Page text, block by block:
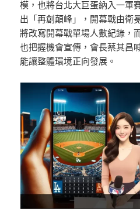
模，也將台北大巨蛋納入一軍
出「再創顛峰」，開幕戰由衛
將改寫開幕戰單場人數紀錄，
也把握機會宣傳，會長蔡其昌
能讓整體環境正向發展。